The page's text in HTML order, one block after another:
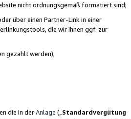
nicht ordnungsgemäß formatiert sind;
über einen Partner-Link in einer
die wir Ihnen ggf. zur
gezahlt werden);
die in derAnlage („ Standardvergütung